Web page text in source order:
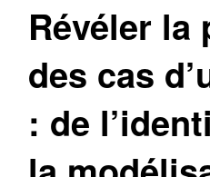
Révéler la
des cas
: de